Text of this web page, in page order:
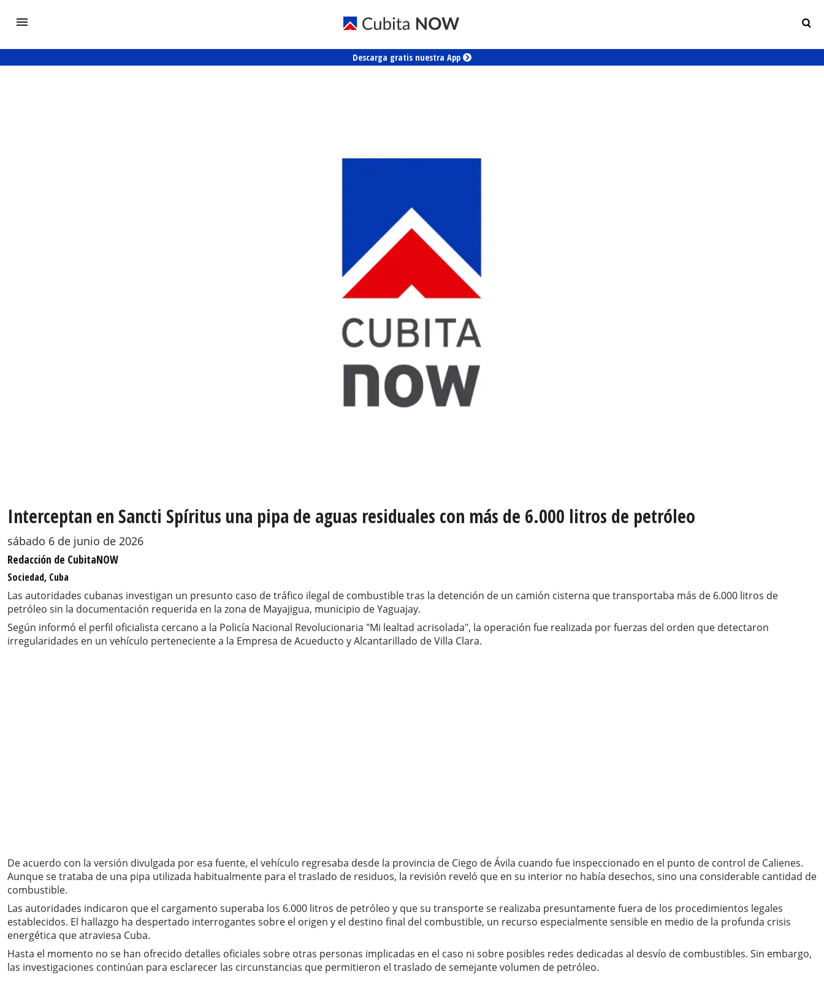
Descarga gratis nuestra App
Interceptan en Sancti Spíritus una pipa de aguas residuales con más de 6.000 litros de petróleo
sábado 6 de junio de 2026
Redacción de CubitaNOW
Sociedad, Cuba
Las autoridades cubanas investigan un presunto caso de tráfico ilegal de combustible tras la detención de un camión cisterna que transportaba más de 6.000 litros de
petróleo sin la documentación requerida en la zona de Mayajigua, municipio de Yaguajay.
Según informó el perfil oficialista cercano a la Policía Nacional Revolucionaria "Mi lealtad acrisolada", la operación fue realizada por fuerzas del orden que detectaron
irregularidades en un vehículo perteneciente a la Empresa de Acueducto y Alcantarillado de Villa Clara.
De acuerdo con la versión divulgada por esa fuente, el vehículo regresaba desde la provincia de Ciego de Ávila cuando fue inspeccionado en el punto de control de Calienes.
Aunque se trataba de una pipa utilizada habitualmente para el traslado de residuos, la revisión reveló que en su interior no había desechos, sino una considerable cantidad de
combustible.
Las autoridades indicaron que el cargamento superaba los 6.000 litros de petróleo y que su transporte se realizaba presuntamente fuera de los procedimientos legales
establecidos. El hallazgo ha despertado interrogantes sobre el origen y el destino final del combustible, un recurso especialmente sensible en medio de la profunda crisis
energética que atraviesa Cuba.
Hasta el momento no se han ofrecido detalles oficiales sobre otras personas implicadas en el caso ni sobre posibles redes dedicadas al desvío de combustibles. Sin embargo,
las investigaciones continúan para esclarecer las circunstancias que permitieron el traslado de semejante volumen de petróleo.